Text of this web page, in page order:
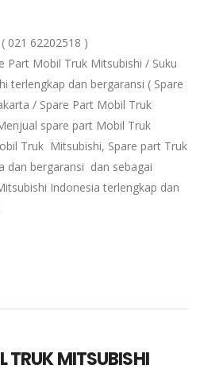
021 62202518 )
Part Mobil Truk Mitsubishi / Suku
terlengkap dan bergaransi ( Spare
/ Spare Part Mobil Truk
spare part Mobil Truk
Truk Mitsubishi, Spare part Truk
dan bergaransi dan sebagai
Indonesia terlengkap dan
TRUK MITSUBISHI